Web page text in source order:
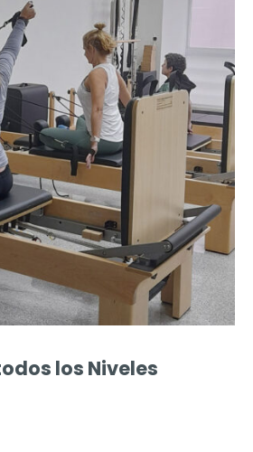
los Niveles